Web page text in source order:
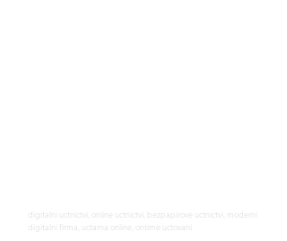
digitalni uctnictvi, online uctnictvi, bezpapirove uctnictvi, moderni
digitalni firma, uctarna online, ontime uctovani